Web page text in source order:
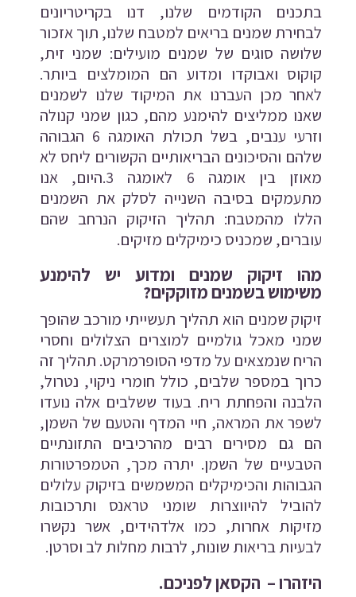
בתכנים הקודמים שלנו, דנו בקריטריונים
לבחירת שמנים בריאים למטבח שלנו, תוך אזכור
שלושה סוגים של שמנים מועילים: שמני זית,
קוקוס ואבוקדו ומדוע הם המומלצים ביותר.
לאחר מכן העברנו את המיקוד שלנו לשמנים
שאנו ממליצים להימנע מהם, כגון שמני קנולה
וזרעי ענבים, בשל תכולת האומגה 6 הגבוהה
שלהם והסיכונים הבריאותיים הקשורים ליחס לא
מאוזן בין אומגה 6 לאומגה 3.
היום, אנו
מתעמקים בסיבה השנייה לסלק את השמנים
הללו מהמטבח: תהליך הזיקוק הנרחב שהם
עוברים, שמכניס כימיקלים מזיקים.
מהו זיקוק שמנים ומדוע יש להימנע
משימוש בשמנים מזוקקים?
זיקוק שמנים הוא תהליך תעשייתי מורכב שהופך
שמני מאכל גולמיים למוצרים הצלולים וחסרי
הריח שנמצאים על מדפי הסופרמרקט. תהליך זה
כרוך במספר שלבים, כולל חומרי ניקוי, נטרול,
הלבנה והפחתת ריח. בעוד ששלבים אלה נועדו
לשפר את המראה, חיי המדף והטעם של השמן,
הם גם מסירים רבים מהרכיבים התזונתיים
הטבעיים של השמן. יתרה מכך, הטמפרטורות
הגבוהות והכימיקלים המשמשים בזיקוק עלולים
להוביל להיווצרות שומני טראנס ותרכובות
מזיקות אחרות, כמו אלדהידים, אשר נקשרו
לבעיות בריאות שונות, לרבות מחלות לב וסרטן.
היזהרו – הקסאן לפניכם.